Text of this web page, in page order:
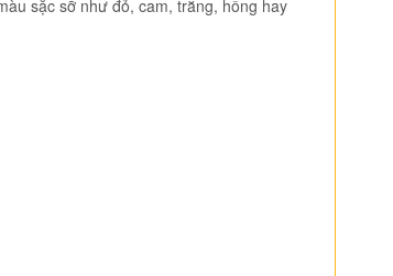
sặc sỡ như đỏ, cam, trắng, hồng hay